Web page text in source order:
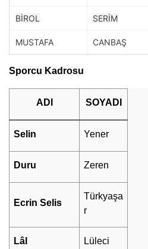
BİROL SERİM
MUSTAFA CANBAŞ
Sporcu Kadrosu
ADI SOYADI
Selin Yener
Duru Zeren
Ecrin Selis
Türkyaşa
r
Lâl Lüleci